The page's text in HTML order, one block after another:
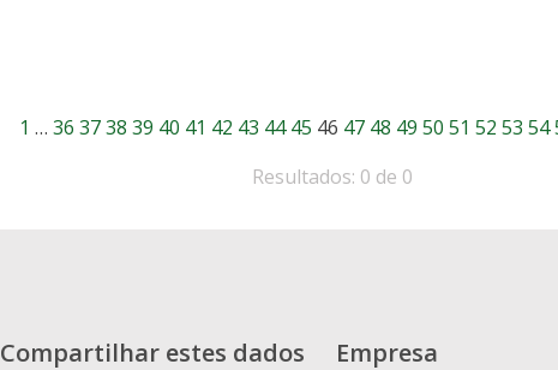
1 … 36 37 38 39 40 41 42 43 44 45 46 47 48 49 50 51 52 53 54
Resultados: 0 de 0
Compartilhar estes dados Empresa